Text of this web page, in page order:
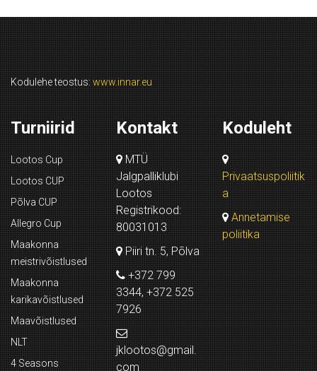
Kodulehe teostus: www.innar.eu
Turniirid
Lootos Cup
Lootos CUP
Põlva CUP
Allegro Cup
Maakonna
meistrivõistlused
Maakonna
karikavõistlused
Maavõistlused
NLT
4 Seasons
Kontakt
MTÜ
Jalgpalliklubi
Lootos
Registrikood:
80031013
Piiri tn. 5, Põlva
+372 799
3344, +372 525
7926
jklootos@gmail.
com
Koduleht
Privaatsuspoliitik
a
Annetamise
poliitika